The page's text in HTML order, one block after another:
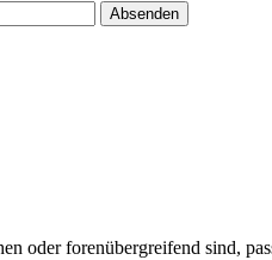
oder forenübergreifend sind,